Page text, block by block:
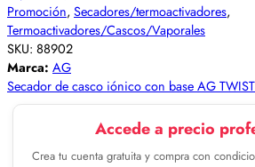
Promoción, Secadores/termoactivadores,
Termoactivadores/Cascos/Vaporales
SKU: 88902
Marca: AG
Secador de casco iónico con base AG
Accede a precio
Crea tu cuenta gratuita y compra con